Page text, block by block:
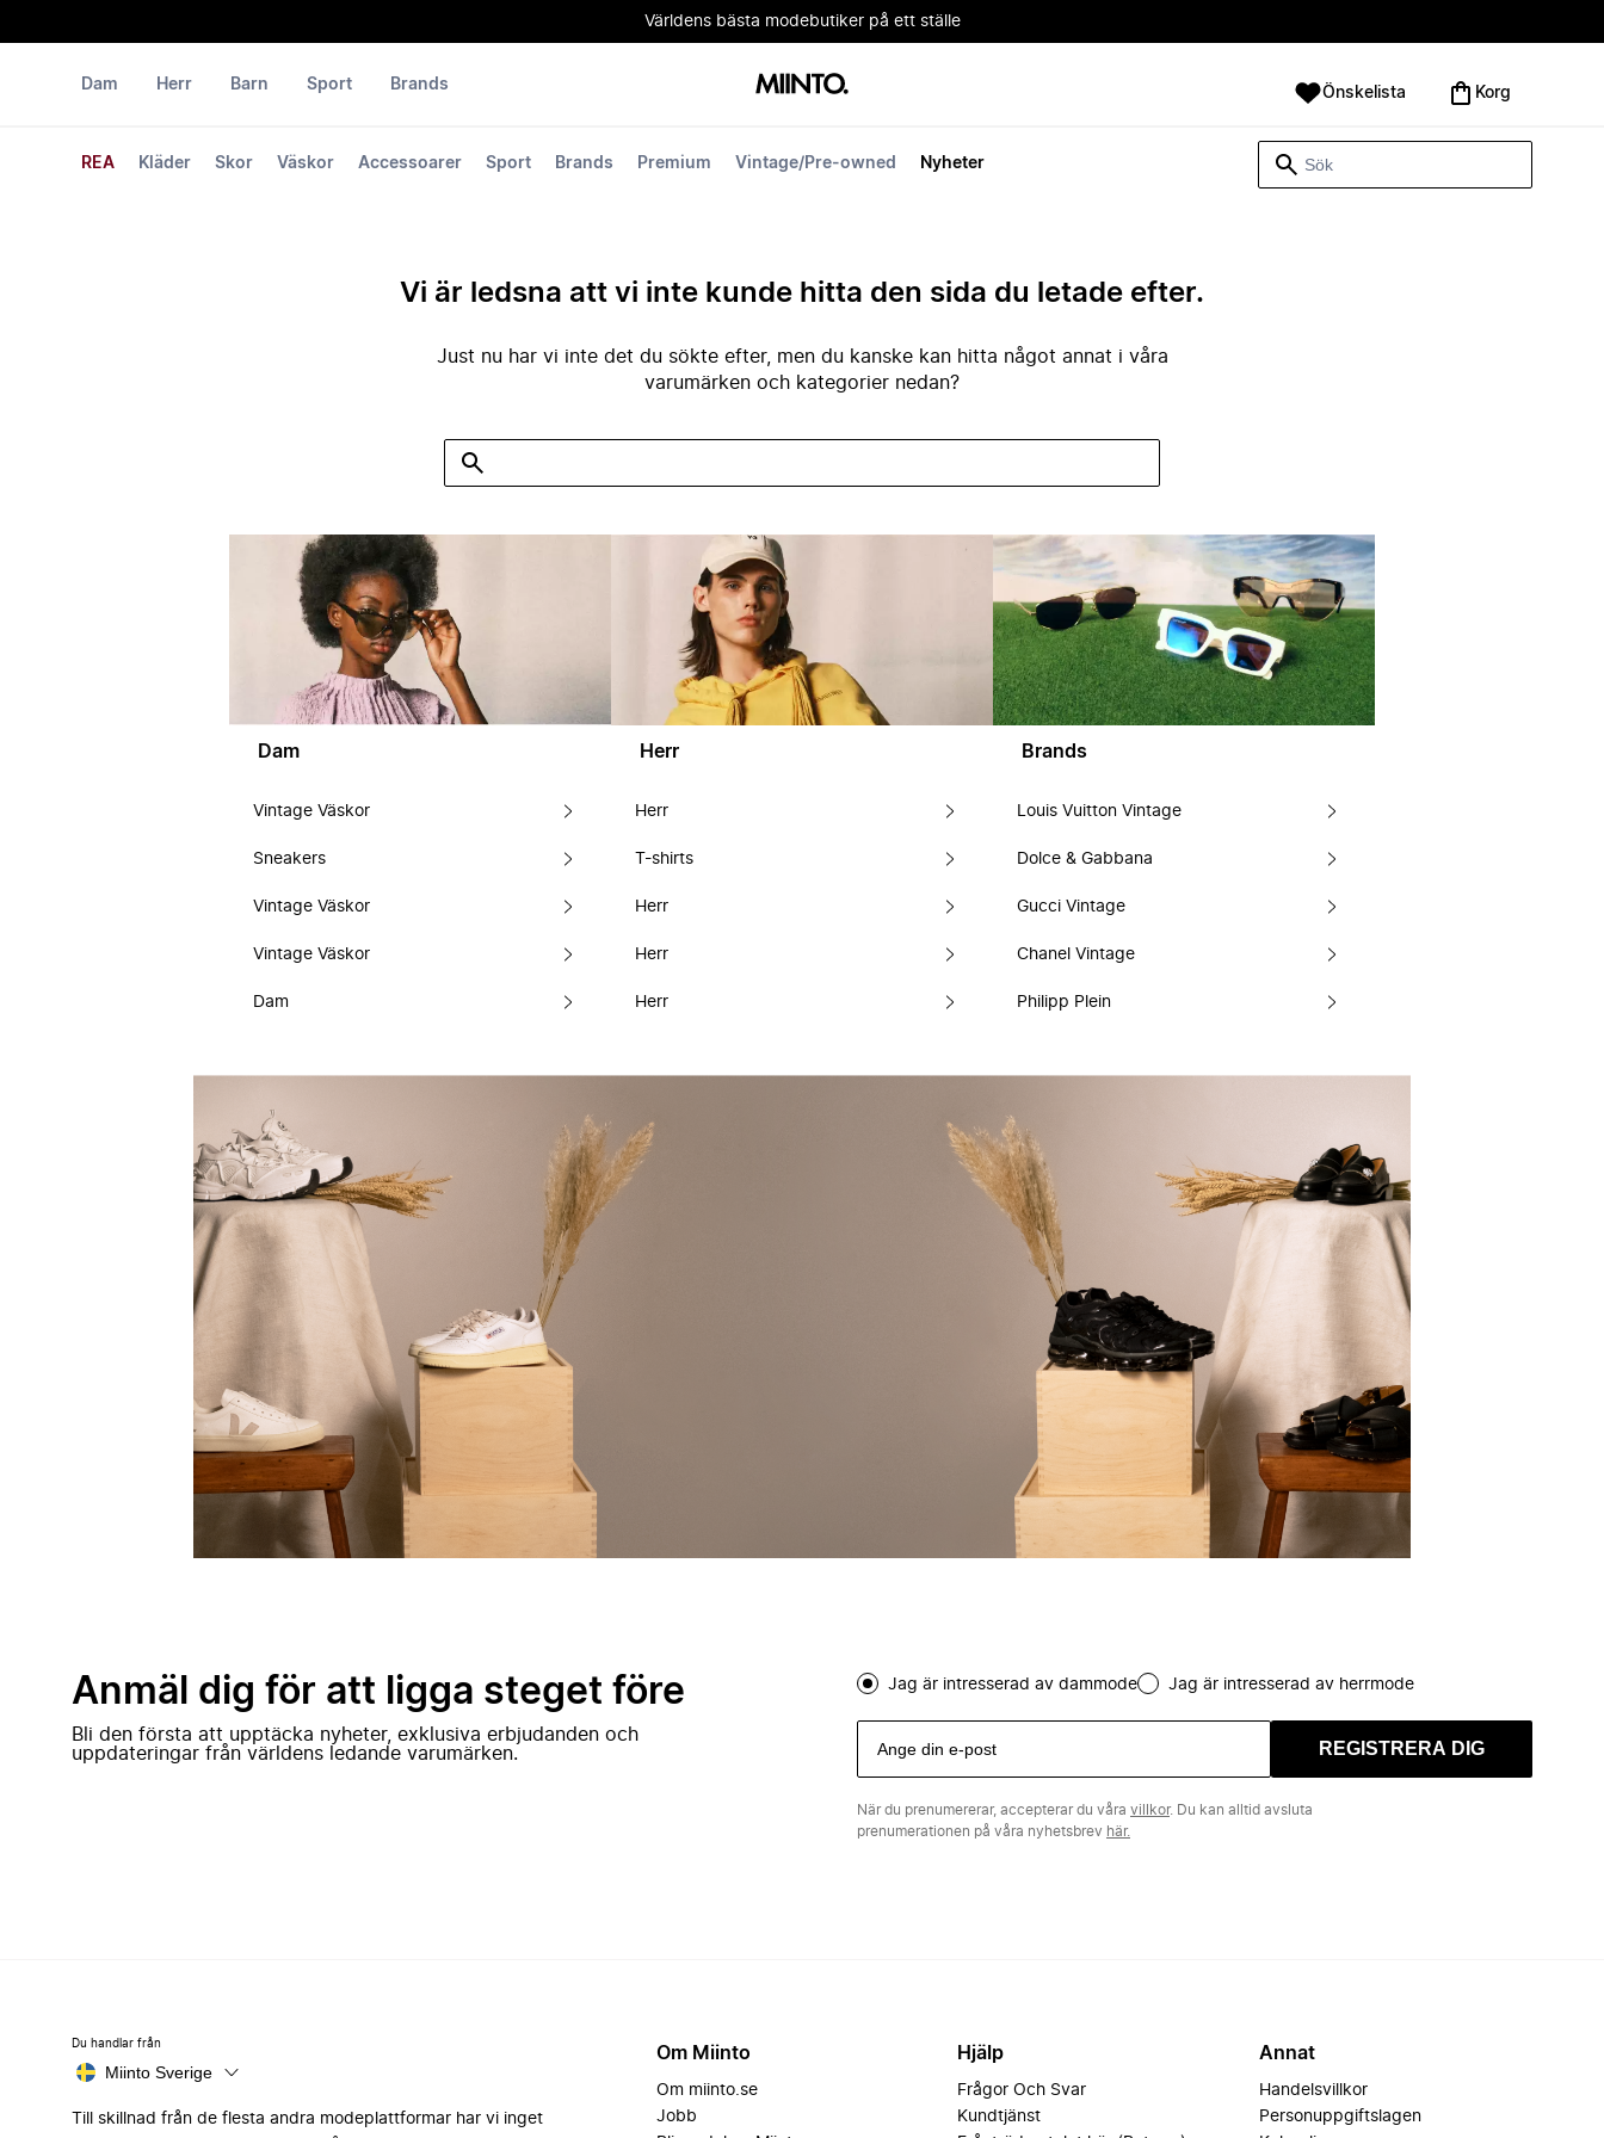
Världens bästa modebutiker på ett ställe
Dam
REA Kläder Skor Väskor Accessoarer Sport Brands Premium Vintage/Pre-owned Nyheter
Herr Barn Sport Brands Önskelista Korg
Vi är ledsna att vi inte kunde hitta den sida du letade efter.
Just nu har vi inte det du sökte efter, men du kanske kan hitta något annat i våra
varumärken och kategorier nedan?
Dam
Vintage Väskor
Sneakers
Vintage Väskor
Vintage Väskor
Dam
Herr
Herr
T-shirts
Herr
Herr
Herr
Brands
Louis Vuitton Vintage
Dolce & Gabbana
Gucci Vintage
Chanel Vintage
Philipp Plein
Anmäl dig för att ligga steget före
Bli den första att upptäcka nyheter, exklusiva erbjudanden och
uppdateringar från världens ledande varumärken.
Jag är intresserad av dammode Jag är intresserad av herrmode
REGISTRERA DIG
När du prenumererar, accepterar du våra villkor. Du kan alltid avsluta
prenumerationen på våra nyhetsbrev här.
Du handlar från
Miinto Sverige
Till skillnad från de flesta andra modeplattformar har vi inget
Om Miinto
Om miinto.se
Jobb
Hjälp
Frågor Och Svar
Kundtjänst
Annat
Handelsvillkor
Personuppgiftslagen